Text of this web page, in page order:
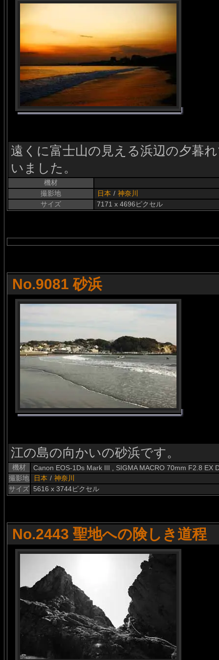
遠くに富士山の見える浜辺の夕暮
いました。
機材
撮影地
日本 / 神奈川
サイズ
7171 x 4696ピクセル
No.9081 砂浜
江の島の向かいの砂浜です。
機材
Canon EOS-1Ds Mark III , SIGMA MACRO 70mm F2.8 EX
撮影地
日本 / 神奈川
サイズ 5616 x 3744ピクセル
No.2443 聖地への険しき道程